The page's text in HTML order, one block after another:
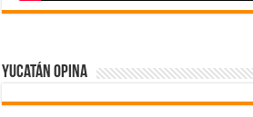
Yucatán Opina